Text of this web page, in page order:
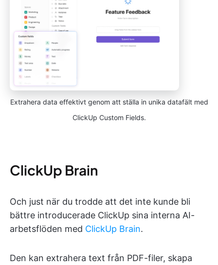
Extrahera data effektivt genom att ställa in unika datafält med
ClickUp Custom Fields.
ClickUp Brain
Och just när du trodde att det inte kunde bli
bättre introducerade ClickUp sina interna AI-
arbetsflöden med ClickUp Brain.
Den kan extrahera text från PDF-filer, skapa